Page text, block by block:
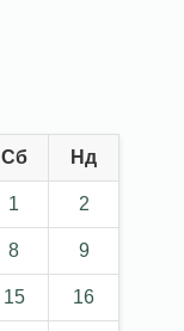
Сб Нд
1 2
8 9
15 16